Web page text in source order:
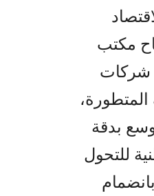
مكتب
شركات
المتطورة،
بدقة
للتحول
بانضمام